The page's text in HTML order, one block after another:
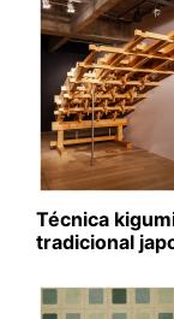
Técnica
tradicional